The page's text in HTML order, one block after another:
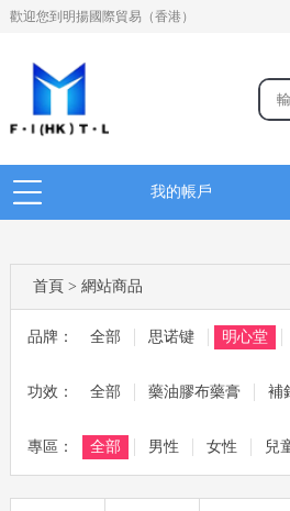
歡迎您到明揚國際貿易（香港）
我的帳戶
首頁 > 網站商品
品牌： 全部 思诺键 明心堂
麥林 MAGLIN 茱比
日本野原 ALN 腸胃寶
欧明记
功效： 全部 藥油膠布藥膏 補
滋補湯料 美容美妝
功能藥品 食品
專區： 全部 男性 女性 兒
滋補 孕嬰 洗護 美